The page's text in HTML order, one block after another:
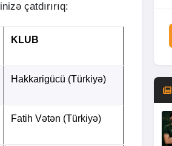
çatdırırıq:
KLUB
Hakkarigücü (Türkiyə)
Fatih Vətən (Türkiyə)